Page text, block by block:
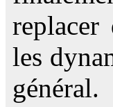
replacer
les
général.